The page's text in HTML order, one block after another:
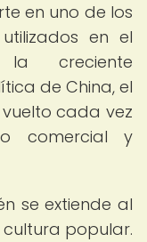
en uno de los
en el
creciente
de China, el
cada vez
comercial y
se extiende al
popular.